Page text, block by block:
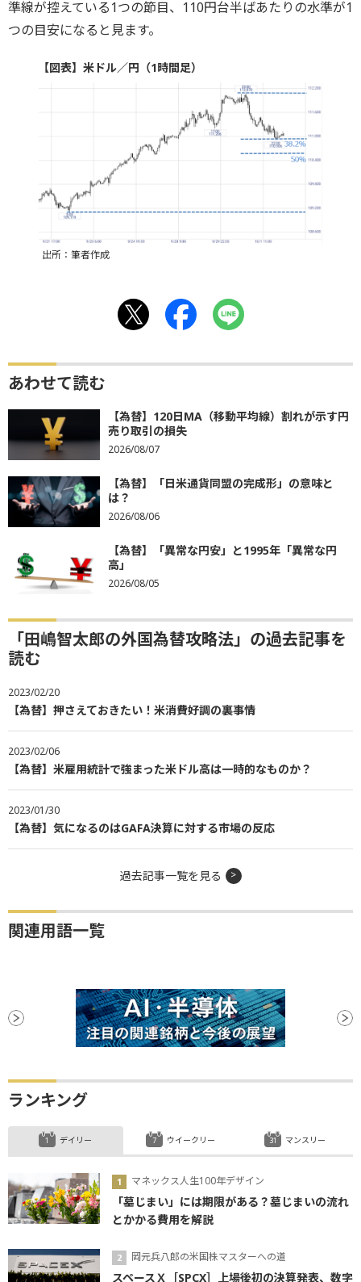
準線が控えている1つの節目、110円台半ばあたりの水準が1
つの目安になると見ます。
【図表】米ドル／円（1時間足）
出所：筆者作成
あわせて読む
【為替】120日MA（移動平均線）割れが示す円
売り取引の損失
2026/08/07
【為替】「日米通貨同盟の完成形」の意味と
は？
2026/08/06
【為替】「異常な円安」と1995年「異常な円
高」
2026/08/05
「田嶋智太郎の外国為替攻略法」の過去記事を
読む
2023/02/20
【為替】押さえておきたい！米消費好調の裏事情
2023/02/06
【為替】米雇用統計で強まった米ドル高は一時的なものか？
2023/01/30
【為替】気になるのはGAFA決算に対する市場の反応
過去記事一覧を見る
関連用語一覧
ランキング
デイリー
マネックス人生100年デザイン
「墓じまい」には期限がある？墓じまいの流れ
とかかる費用を解説
岡元兵八郎の米国株マスターへの道
スペースＸ［SPCX］上場後初の決算発表、数字
ウイークリー マンスリー